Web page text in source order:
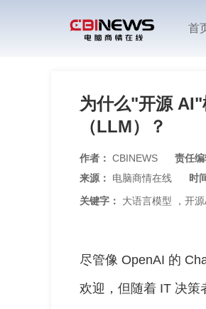
首
为什么"开源
（LLM）？
作者： CBINEWS 责任编
来源： 电脑商情在线 时
关键字： 大语言模型 ， 开源
尽管像 OpenAI 的
欢迎，但随着 IT 决策